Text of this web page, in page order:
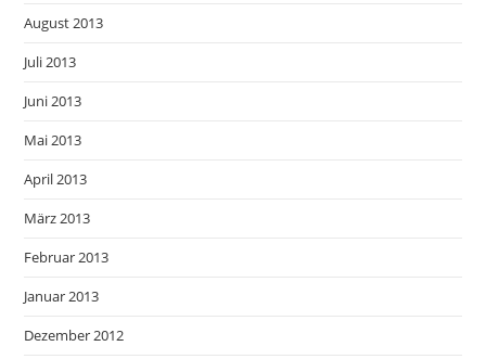
August 2013
Juli 2013
Juni 2013
Mai 2013
April 2013
März 2013
Februar 2013
Januar 2013
Dezember 2012